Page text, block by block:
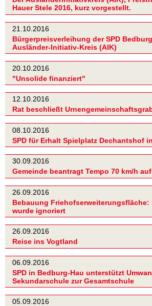
Hauer Stele 2016, kurz vorgestellt.
21.10.2016
Bürgerpreisverleihung der SPD
Ausländer-Initiativ-Kreis (AIK)
20.10.2016
"Unsolide finanziert"
12.10.2016
Rat beschließt
08.10.2016
SPD für Erhalt Spielplatz Dechantshof
30.09.2016
Gemeinde beantragt Tempo 70 km/h
26.09.2016
Bebauung Friehofserweiterungsfläche:
wurde ignoriert
26.09.2016
Reise ins Vogtland
06.09.2016
SPD in Bedburg-Hau unterstützt
Sekundarschule zur Gesamtschule
05.09.2016